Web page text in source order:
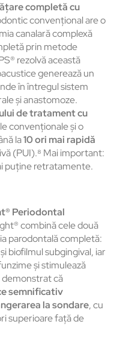
completă cu
convențional are o
canalară complexă
prin metode
rezolvă această
generează un
în întregul sistem
și anastomoze.
de tratament cu
convenționale și o
la10 ori mai rapidă
(PUI).⁸ Mai important:
puține retratamente.
Periodontal
combină cele două
parodontală completă:
biofilmul subgingival, iar
și stimulează
demonstrat că
semnificativ
la sondare, cu
superioare față de